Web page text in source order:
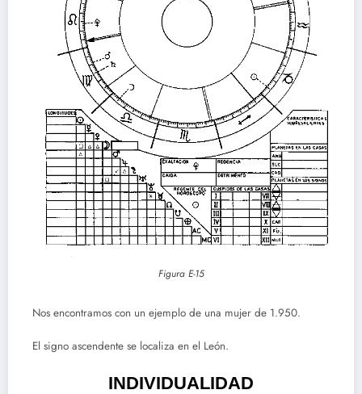
Figura E-15
Nos encontramos con un ejemplo de una mujer de 1.950.
El signo ascendente se localiza en el León.
INDIVIDUALIDAD